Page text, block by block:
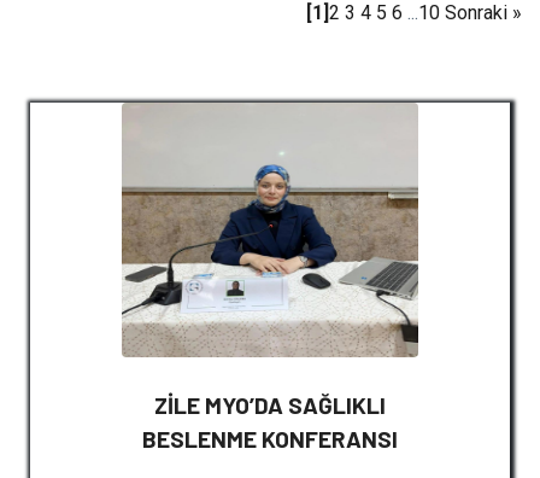
[1]2 3 4 5 6 ...10 Sonraki »
ZİLE MYO’DA SAĞLIKLI
BESLENME KONFERANSI